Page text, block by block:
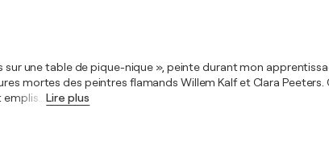
une table de pique-nique », peinte durant mon
mortes des peintres flamands Willem Kalf et Clara
emplis
Lire plus